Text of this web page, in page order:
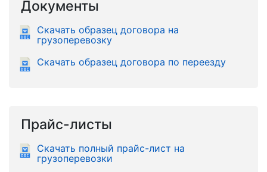
Документы
Скачать образец договора на
грузоперевозку
Скачать образец договора по переезду
Прайс-листы
Скачать полный прайс-лист на
грузоперевозки